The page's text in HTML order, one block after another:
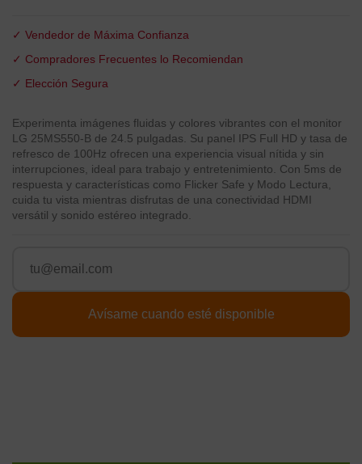
✓ Vendedor de Máxima Confianza
✓ Compradores Frecuentes lo Recomiendan
✓ Elección Segura
Experimenta imágenes fluidas y colores vibrantes con el monitor
LG 25MS550-B de 24.5 pulgadas. Su panel IPS Full HD y tasa de
refresco de 100Hz ofrecen una experiencia visual nítida y sin
interrupciones, ideal para trabajo y entretenimiento. Con 5ms de
respuesta y características como Flicker Safe y Modo Lectura,
cuida tu vista mientras disfrutas de una conectividad HDMI
versátil y sonido estéreo integrado.